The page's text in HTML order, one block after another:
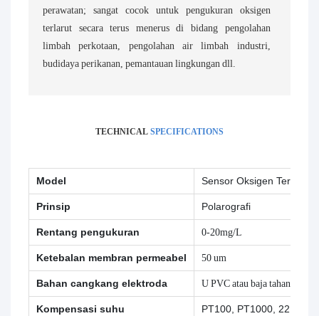
perawatan; sangat cocok untuk pengukuran oksigen
terlarut secara terus menerus di bidang pengolahan
limbah perkotaan, pengolahan air limbah industri,
budidaya perikanan, pemantauan lingkungan dll.
TECHNICAL SPECIFICATIONS
Model Sensor Oksigen Terlarut
Prinsip Polarografi
Rentang pengukuran 0-20mg/L
Ketebalan membran permeabel 50 um
Bahan cangkang elektroda U PVC atau baja tahan karat
Kompensasi suhu PT100, PT1000, 22K,